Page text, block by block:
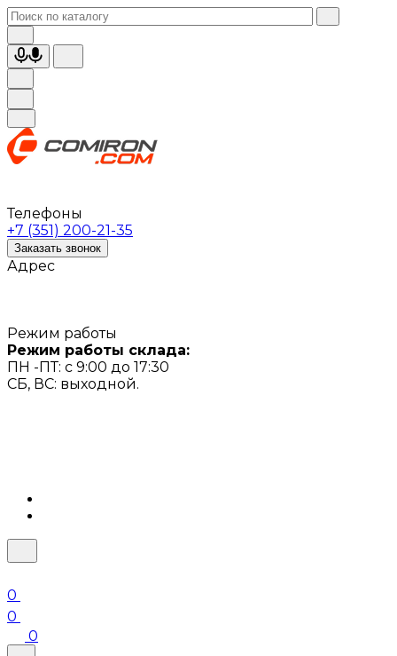
Телефоны
+7 (351) 200-21-35
Заказать звонок
Адрес
Режим работы
Режим работы склада:
ПН -ПТ: с 9:00 до 17:30
СБ, ВС: выходной.
0
0
0